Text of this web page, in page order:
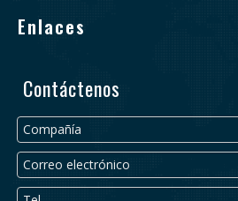
Enlaces
Contáctenos